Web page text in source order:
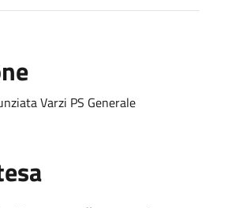
Varzi PS Generale